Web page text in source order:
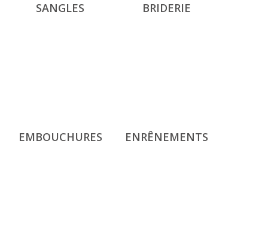
SANGLES BRIDERIE
EMBOUCHURES ENRÊNEMENTS